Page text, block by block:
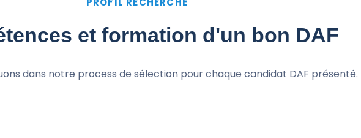
et formation d'un bon DAF
dans notre process de sélection pour chaque candidat DAF présenté.